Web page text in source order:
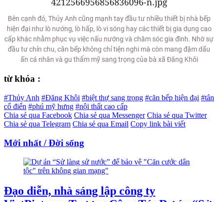
Bên cạnh đó, Thủy Anh cũng mạnh tay đầu tư nhiều thiết bị nhà bếp
hiện đại như lò nướng, lò hấp, lò vi sóng hay các thiết bị gia dụng cao
cấp khác nhằm phục vụ việc nấu nướng và chăm sóc gia đình. Nhờ sự
đầu tư chỉn chu, căn bếp không chỉ tiện nghi mà còn mang đậm dấu
ấn cá nhân và gu thẩm mỹ sang trọng của bà xã Đăng Khôi
từ khóa :
#Thủy Anh #Đăng Khôi #biệt thự sang trọng #căn bếp hiện đại #tân
cổ điển #phú mỹ hưng #nội thất cao cấp
Chia sẻ qua Facebook Chia sẻ qua Messenger Chia sẻ qua Twitter
Chia sẻ qua Telegram Chia sẻ qua Email Copy link bài viết
Mới nhất / Đời sống
Đạo diễn, nhà sáng lập công ty